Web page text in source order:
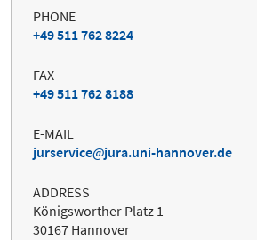
PHONE
+49 511 762 8224
FAX
+49 511 762 8188
E-MAIL
jurservice
jura.uni-hannover.de
ADDRESS
Königsworther Platz 1
30167 Hannover